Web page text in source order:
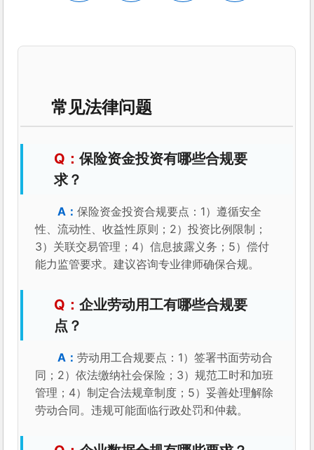
常见法律问题
保险资金投资有哪些合规要
求？
保险资金投资合规要点：1）遵循安全
性、流动性、收益性原则；2）投资比例限制；
3）关联交易管理；4）信息披露义务；5）偿付
能力监管要求。建议咨询专业律师确保合规。
企业劳动用工有哪些合规要
点？
劳动用工合规要点：1）签署书面劳动合
同；2）依法缴纳社会保险；3）规范工时和加班
管理；4）制定合法规章制度；5）妥善处理解除
劳动合同。违规可能面临行政处罚和仲裁。